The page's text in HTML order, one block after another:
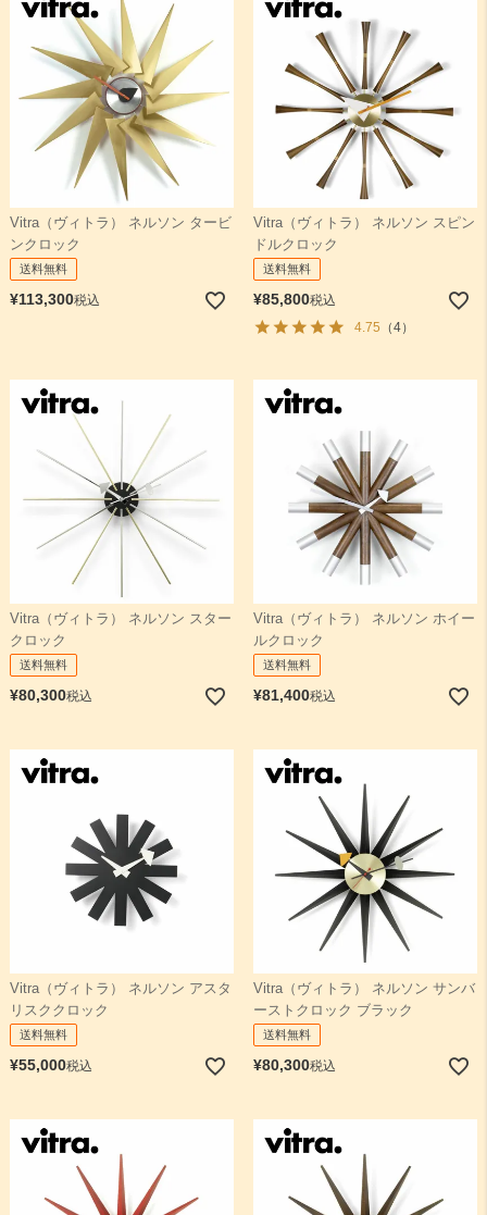
Vitra（ヴィトラ） ネルソン タービ
ンクロック
送料無料
¥113,300税込
Vitra（ヴィトラ） ネルソン スピン
ドルクロック
送料無料
¥85,800税込
4.75 （4）
Vitra（ヴィトラ） ネルソン スター
クロック
送料無料
¥80,300税込
Vitra（ヴィトラ） ネルソン ホイー
ルクロック
送料無料
¥81,400税込
Vitra（ヴィトラ） ネルソン アスタ
リスククロック
送料無料
¥55,000税込
Vitra（ヴィトラ） ネルソン サンバ
ーストクロック ブラック
送料無料
¥80,300税込